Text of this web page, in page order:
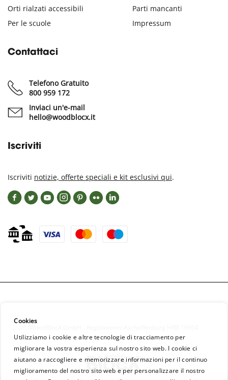
Orti rialzati accessibili
Per le scuole
Parti mancanti
Impressum
Contattaci
Telefono Gratuito
800 959 172
Inviaci un'e-mail
hello@woodblocx.it
Iscriviti
Iscriviti notizie, offerte speciali e kit esclusivi qui.
Cookies
Utilizziamo i cookie e altre tecnologie di tracciamento per
migliorare la vostra esperienza sul nostro sito web. I cookie ci
aiutano a raccogliere e memorizzare informazioni per il continuo
miglioramento del nostro sito web e per personalizzare il nostro